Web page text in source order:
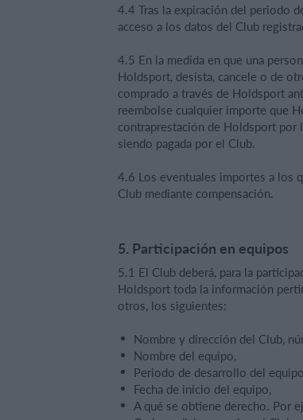
4.4 Tras la expiración del periodo
acceso a los datos del Club
4.5 En la medida en que una
Holdsport, desista, cancele o de
comprado a través de Holdsport
reembolse cualquier importe que
contraprestación de Holdsport por
siendo pagada por el Club.
4.6 Los eventuales importes a los
Club mediante compensación.
5. Participación en equipos
5.1 El Club deberá, para la
Holdsport toda la información
otros, los siguientes:
Nombre y dirección del Club,
Nombre del equipo,
Periodo de desarrollo del
Fecha de inicio del equipo,
A qué se obtiene derecho. Por